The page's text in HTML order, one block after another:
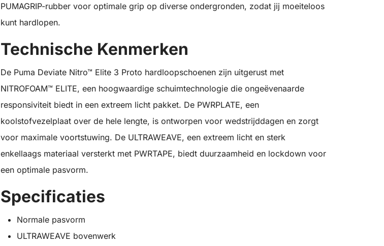
PUMAGRIP-rubber voor optimale grip op diverse ondergronden, zodat jij moeiteloos
kunt hardlopen.
Technische Kenmerken
De Puma Deviate Nitro™ Elite 3 Proto hardloopschoenen zijn uitgerust met
NITROFOAM™ ELITE, een hoogwaardige schuimtechnologie die ongeëvenaarde
responsiviteit biedt in een extreem licht pakket. De PWRPLATE, een
koolstofvezelplaat over de hele lengte, is ontworpen voor wedstrijddagen en zorgt
voor maximale voortstuwing. De ULTRAWEAVE, een extreem licht en sterk
enkellaags materiaal versterkt met PWRTAPE, biedt duurzaamheid en lockdown voor
een optimale pasvorm.
Specificaties
Normale pasvorm
ULTRAWEAVE bovenwerk